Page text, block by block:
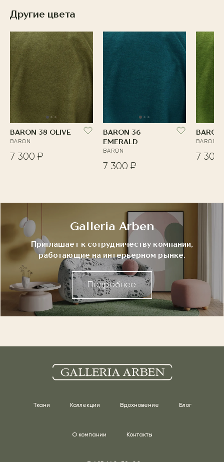
Другие цвета
BARON 38 OLIVE
BARON
7 300 ₽
BARON 36
EMERALD
BARON
7 300 ₽
BARON
7 300
Galleria Arben
Приглашает к сотрудничеству компании,
работающие на интерьерном рынке.
Подробнее
Ткани Коллекции Вдохновение Блог
О компании Контакты